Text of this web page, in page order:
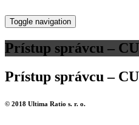
Toggle navigation
Prístup správcu –
Prístup správcu –
© 2018 Ultima Ratio s. r. o.